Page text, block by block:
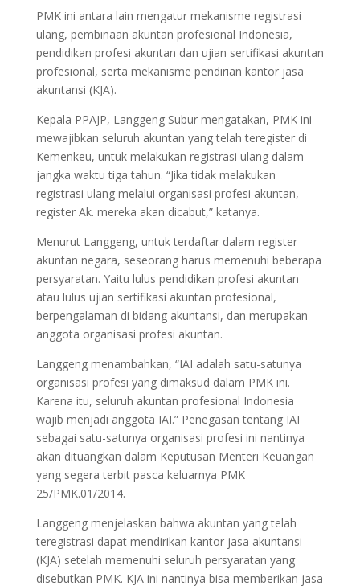
PMK ini antara lain mengatur mekanisme registrasi
ulang, pembinaan akuntan profesional Indonesia,
pendidikan profesi akuntan dan ujian sertifikasi akuntan
profesional, serta mekanisme pendirian kantor jasa
akuntansi (KJA).
Kepala PPAJP, Langgeng Subur mengatakan, PMK ini
mewajibkan seluruh akuntan yang telah teregister di
Kemenkeu, untuk melakukan registrasi ulang dalam
jangka waktu tiga tahun. “Jika tidak melakukan
registrasi ulang melalui organisasi profesi akuntan,
register Ak. mereka akan dicabut,” katanya.
Menurut Langgeng, untuk terdaftar dalam register
akuntan negara, seseorang harus memenuhi beberapa
persyaratan. Yaitu lulus pendidikan profesi akuntan
atau lulus ujian sertifikasi akuntan profesional,
berpengalaman di bidang akuntansi, dan merupakan
anggota organisasi profesi akuntan.
Langgeng menambahkan, “IAI adalah satu-satunya
organisasi profesi yang dimaksud dalam PMK ini.
Karena itu, seluruh akuntan profesional Indonesia
wajib menjadi anggota IAI.” Penegasan tentang IAI
sebagai satu-satunya organisasi profesi ini nantinya
akan dituangkan dalam Keputusan Menteri Keuangan
yang segera terbit pasca keluarnya PMK
25/PMK.01/2014.
Langgeng menjelaskan bahwa akuntan yang telah
teregistrasi dapat mendirikan kantor jasa akuntansi
(KJA) setelah memenuhi seluruh persyaratan yang
disebutkan PMK. KJA ini nantinya bisa memberikan jasa